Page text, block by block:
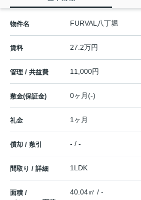
物件名 FURVAL八丁堀
賃料 27.2万円
管理 / 共益費 11,000円
敷金(保証金) 0ヶ月(-)
礼金 1ヶ月
償却 / 敷引 - / -
間取り / 詳細 1LDK
面積 /
40.04㎡ / -